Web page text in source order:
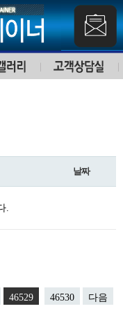
날짜
.
46529 46530
다음